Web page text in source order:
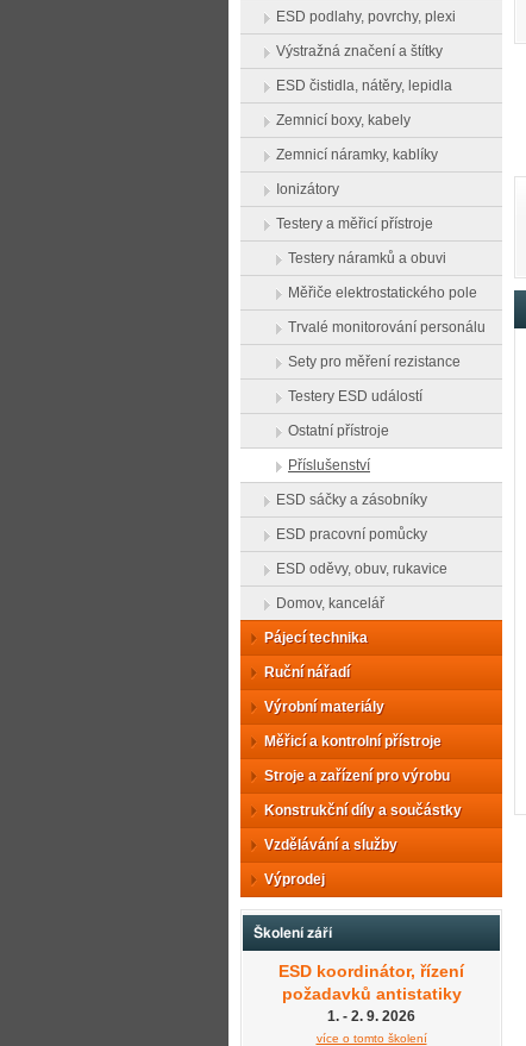
ESD podlahy, povrchy, plexi
Výstražná značení a štítky
ESD čistidla, nátěry, lepidla
Zemnicí boxy, kabely
Zemnicí náramky, kablíky
Ionizátory
Testery a měřicí přístroje
Testery náramků a obuvi
Měřiče elektrostatického pole
Trvalé monitorování personálu
Sety pro měření rezistance
Testery ESD událostí
Ostatní přístroje
Příslušenství
ESD sáčky a zásobníky
ESD pracovní pomůcky
ESD oděvy, obuv, rukavice
Domov, kancelář
Pájecí technika
Ruční nářadí
Výrobní materiály
Měřicí a kontrolní přístroje
Stroje a zařízení pro výrobu
Konstrukční díly a součástky
Vzdělávání a služby
Výprodej
Školení září
ESD koordinátor, řízení
požadavků antistatiky
1. - 2. 9. 2026
více o tomto školení